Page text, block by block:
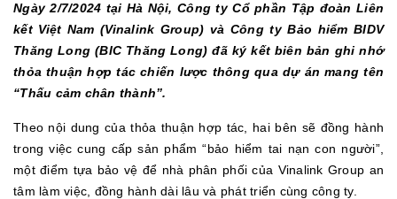
Ngày 2/7/2024 tại Hà Nội, Công ty Cổ phần Tập đoàn Liên
kết Việt Nam (Vinalink Group) và Công ty Bảo hiểm BIDV
Thăng Long (BIC Thăng Long) đã ký kết biên bản ghi nhớ
thỏa thuận hợp tác chiến lược thông qua dự án mang tên
“Thấu cảm chân thành”.
Theo nội dung của thỏa thuận hợp tác, hai bên sẽ đồng hành
trong việc cung cấp sản phẩm “bảo hiểm tai nạn con người”,
một điểm tựa bảo vệ để nhà phân phối của Vinalink Group an
tâm làm việc, đồng hành dài lâu và phát triển cùng công ty.